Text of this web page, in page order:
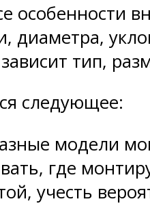
особенности
тип,
следующее:
модели
где
учесть